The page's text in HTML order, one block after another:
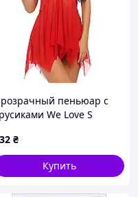
пеньюар с
We Love S
- 285
₴
Купить